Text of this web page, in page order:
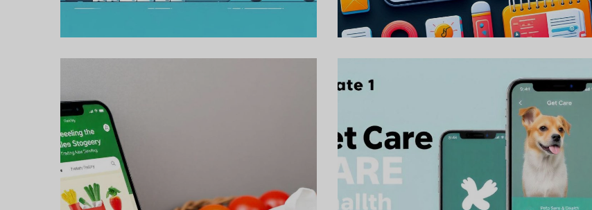
APLICAȚII MOBILE
APLICAȚII MOBILE
Proiect de aplicație de
Proiecte de aplicații
pentru îngrijirea și